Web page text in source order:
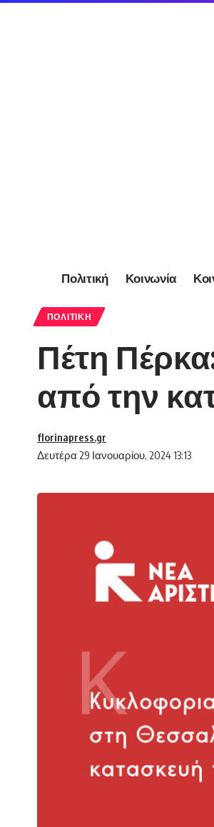
Πολιτική Κοινωνία
ΠΟΛΙΤΙΚΉ
Πέτη
από την
Δευτέρα 29 Ιανουαρίου, 2024 13:13
florinapress.gr